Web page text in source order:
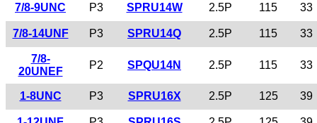
7/8-9UNC P3 SPRU14W 2.5P 115 33
7/8-14UNF P3 SPRU14Q 2.5P 115 33
7/8-
20UNEF
P2 SPQU14N 2.5P 115 33
1-8UNC P3 SPRU16X 2.5P 125 39